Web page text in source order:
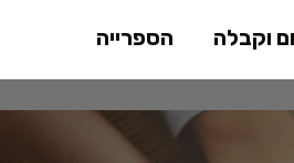
וקבלה
הספרייה